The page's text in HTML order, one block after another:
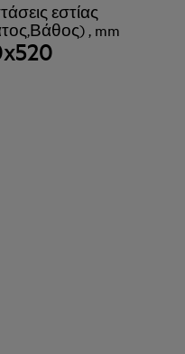
εστίας
, mm